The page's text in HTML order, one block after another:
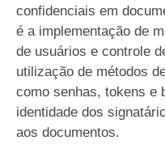
confidenciais em
é a implementação de
de usuários e controle
utilização de métodos
como senhas, tokens e
identidade dos
aos documentos.